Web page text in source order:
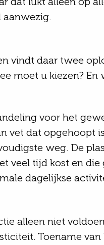
aanwezig.
vindt daar twee
moet u kiezen? En
voor het
vet dat opgehoopt
weg. De
veel tijd kost en
dagelijkse
alleen niet
Toename